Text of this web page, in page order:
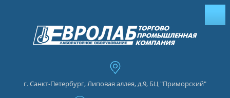
г. Санкт-Петербург, Липовая аллея, д.9, БЦ "Приморский"